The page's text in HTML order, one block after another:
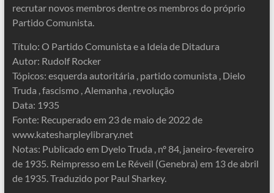
recrutar novos membros dentre os membros do próprio
Partido Comunista.
Título: O Partido Comunista e a Ideia de Ditadura
Autor: Rudolf Rocker
Tópicos: esquerda autoritária , partido comunista , Dielo
Truda , fascismo , Alemanha , revolução
Data: 1935
Fonte: Recuperado em 23 de maio de 2022 de
www.katesharpleylibrary.net
Notas: Publicado em Dyelo Truda , nº 84, janeiro-fevereiro
de 1935. Reimpresso em Le Réveil (Genebra) em 13 de abril
de 1935. Traduzido por Paul Sharkey.